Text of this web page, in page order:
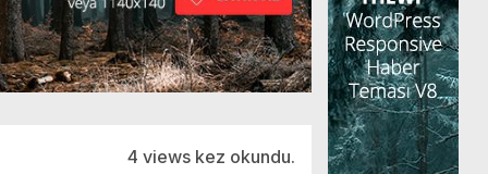
4 views kez okundu.